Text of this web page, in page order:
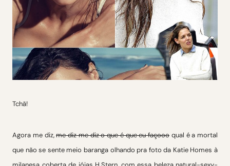
Tchã!
Agora me diz,me diz me diz o que é que eu façooo qual é a mortal
que não se sente meio baranga olhando pra foto da Katie Homes à